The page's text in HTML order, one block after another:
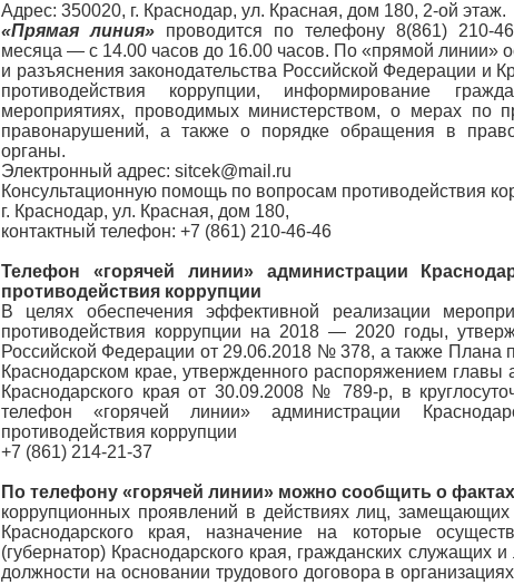
Адрес: 350020, г. Краснодар, ул. Красная, дом 180, 2-ой этаж.
«Прямая линия» проводится по телефону 8(861) 210-
месяца — с 14.00 часов до 16.00 часов. По «прямой линии»
и разъяснения законодательства Российской Федерации и
противодействия коррупции, информирование
мероприятиях, проводимых министерством, о мерах по
правонарушений, а также о порядке обращения в
органы.
Электронный адрес: sitcek@mail.ru
Консультационную помощь по вопросам противодействия
г. Краснодар, ул. Красная, дом 180,
контактный телефон: +7 (861) 210-46-46
Телефон «горячей линии» администрации
противодействия коррупции
В целях обеспечения эффективной реализации
противодействия коррупции на 2018 — 2020 годы,
Российской Федерации от 29.06.2018 № 378, а также Плана
Краснодарском крае, утвержденного распоряжением главы
Краснодарского края от 30.09.2008 № 789-р, в
телефон «горячей линии» администрации
противодействия коррупции
+7 (861) 214-21-37
По телефону «горячей линии» можно сообщить о
коррупционных проявлений в действиях лиц, замещающих
Краснодарского края, назначение на которые
(губернатор) Краснодарского края, гражданских служащих
должности на основании трудового договора в